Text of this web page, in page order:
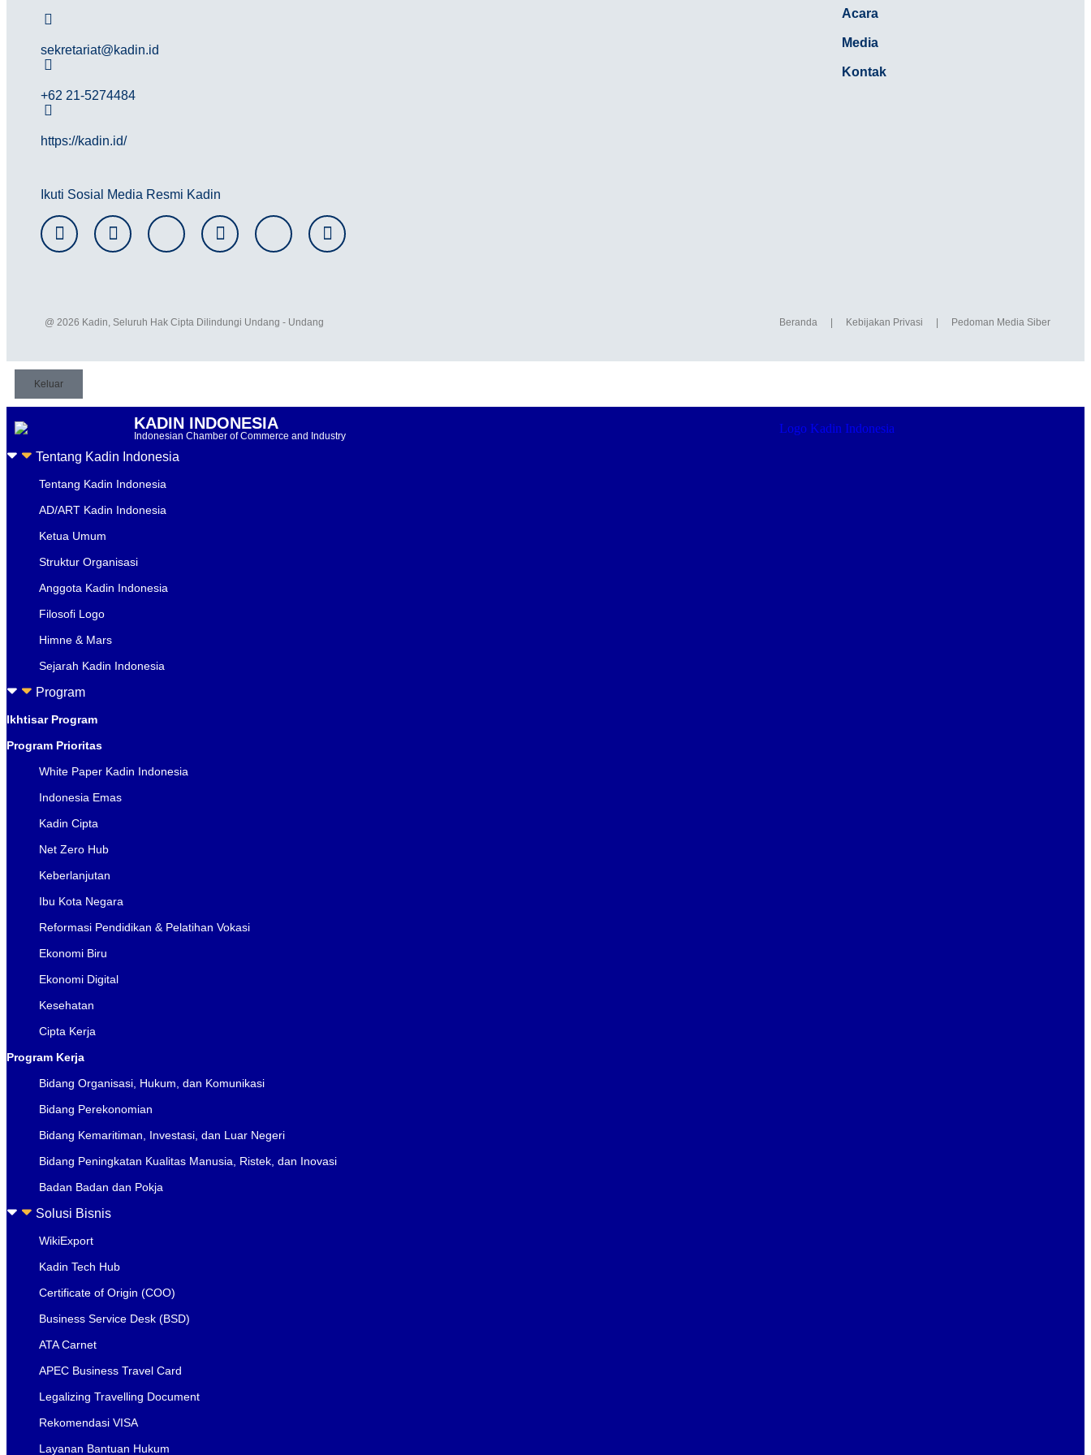
sekretariat@kadin.id
+62 21-5274484
https://kadin.id/
Ikuti Sosial Media Resmi Kadin
Acara
Media
Kontak
@ 2026 Kadin, Seluruh Hak Cipta Dilindungi Undang - Undang Beranda Kebijakan Privasi Pedoman Media Siber
Keluar
KADIN INDONESIA
Indonesian Chamber of Commerce and Industry
Tentang Kadin Indonesia
Tentang Kadin Indonesia
AD/ART Kadin Indonesia
Ketua Umum
Struktur Organisasi
Anggota Kadin Indonesia
Filosofi Logo
Himne & Mars
Sejarah Kadin Indonesia
Program
Ikhtisar Program
Program Prioritas
White Paper Kadin Indonesia
Indonesia Emas
Kadin Cipta
Net Zero Hub
Keberlanjutan
Ibu Kota Negara
Reformasi Pendidikan & Pelatihan Vokasi
Ekonomi Biru
Ekonomi Digital
Kesehatan
Cipta Kerja
Program Kerja
Bidang Organisasi, Hukum, dan Komunikasi
Bidang Perekonomian
Bidang Kemaritiman, Investasi, dan Luar Negeri
Bidang Peningkatan Kualitas Manusia, Ristek, dan Inovasi
Badan Badan dan Pokja
Solusi Bisnis
WikiExport
Kadin Tech Hub
Certificate of Origin (COO)
Business Service Desk (BSD)
ATA Carnet
APEC Business Travel Card
Legalizing Travelling Document
Rekomendasi VISA
Layanan Bantuan Hukum